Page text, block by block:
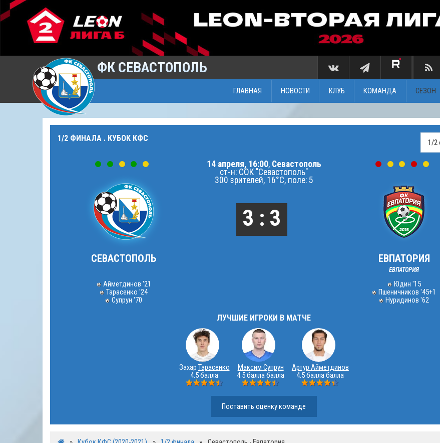
ФК СЕВАСТОПОЛЬ
ГЛАВНАЯ НОВОСТИ КЛУБ КОМАНДА СЕЗОН
1/2 ФИНАЛА . КУБОК КФС
СЕВАСТОПОЛЬ
Айметдинов '21
Тарасенко '24
Супрун '70
14 апреля, 16:00, Севастополь
ст-н: СОК "Севастополь"
300 зрителей, 16°C, поле: 5
3 : 3
ЕВПАТОРИЯ
ЕВПАТОРИЯ
Юдин '15
Пшеничников '45+1
Нуридинов '62
ЛУЧШИЕ ИГРОКИ В МАТЧЕ
Захар Тарасенко
4.5 балла
Максим Супрун
4.5 балла балла
Артур Айметдинов
4.5 балла балла
Поставить оценку команде